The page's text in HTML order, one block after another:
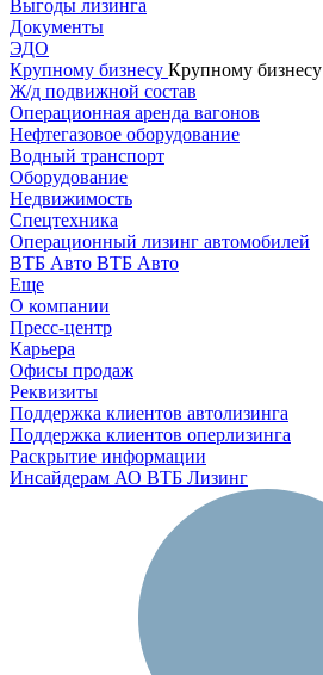
Выгоды лизинга
Документы
ЭДО
Крупному бизнесу Крупному бизнесу
Ж/д подвижной состав
Операционная аренда вагонов
Нефтегазовое оборудование
Водный транспорт
Оборудование
Недвижимость
Спецтехника
Операционный лизинг автомобилей
ВТБ Авто ВТБ Авто
Еще
О компании
Пресс-центр
Карьера
Офисы продаж
Реквизиты
Поддержка клиентов автолизинга
Поддержка клиентов оперлизинга
Раскрытие информации
Инсайдерам АО ВТБ Лизинг